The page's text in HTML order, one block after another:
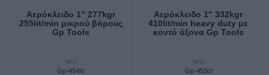
Αερόκλειδο 1" 277kgr
255lit/min μικρού βάρους
Gp Tools
SKU
Gp-454hl
Αερόκλειδο 1" 332kgr
410lit/min heavy duty με
κοντό άξονα Gp Tools
SKU
Gp-453cl